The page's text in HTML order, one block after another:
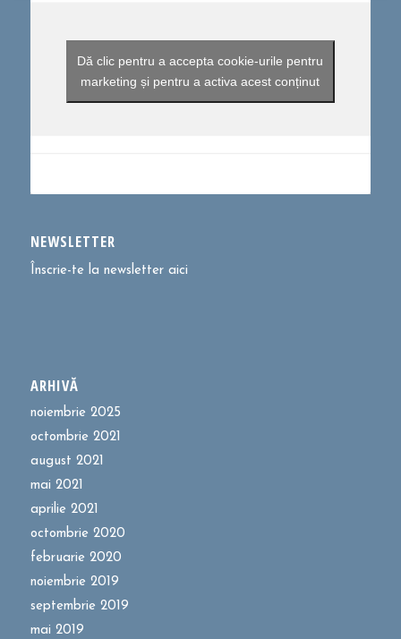
Dă clic pentru a accepta cookie-urile pentru
marketing și pentru a activa acest conținut
NEWSLETTER
Înscrie-te la newsletter aici
ARHIVĂ
noiembrie 2025
octombrie 2021
august 2021
mai 2021
aprilie 2021
octombrie 2020
februarie 2020
noiembrie 2019
septembrie 2019
mai 2019